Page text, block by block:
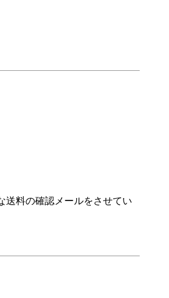
送料の確認メールをさせてい